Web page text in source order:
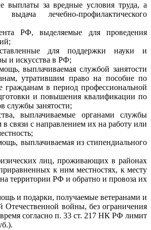
выплаты за вредные условия труда, а
лечебно-профилактического
РФ, выделяемые для проведения
для поддержки науки и
и искусства в РФ;
выплачиваемая службой занятости
утратившим право на пособие по
гражданам в период профессиональной
и повышения квалификации по
службы занятости;
выплачиваемые органами службы
в связи с направлением их на работу или
выплачиваемая из стипендиального
лиц, проживающих в районах
к ним местностях, к месту
на территории РФ и обратно и провоза их
и подарки, получаемые ветеранами и
Отечественной войны, без ограничения
согласно п. 33 ст. 217 НК РФ лимит